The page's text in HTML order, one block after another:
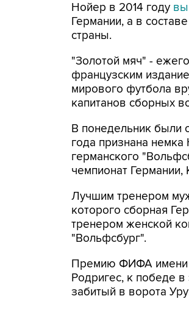
Нойер в 2014 году
Германии, а в
страны.
"Золотой мяч" -
французским
мирового футбола
капитанов сборных
В понедельник были
года признана
германского
чемпионат
Лучшим тренером
которого сборная
тренером женской
"Вольфсбург".
Премию ФИФА имени
Родригес, к победе
забитый в ворота